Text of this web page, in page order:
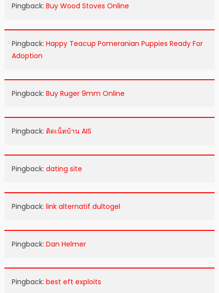
Pingback: Buy Wood Stoves Online
Pingback: Happy Teacup Pomeranian Puppies Ready For
Adoption
Pingback: Buy Ruger 9mm Online
Pingback: ติดเน็ตบ้าน AIS
Pingback: dating site
Pingback: link alternatif dultogel
Pingback: Dan Helmer
Pingback: best eft exploits